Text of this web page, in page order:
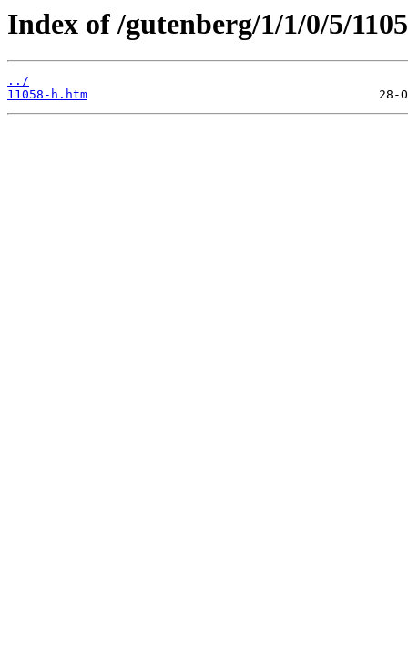
Index of /gutenberg/1/1/0/5/
../
11058-h.htm